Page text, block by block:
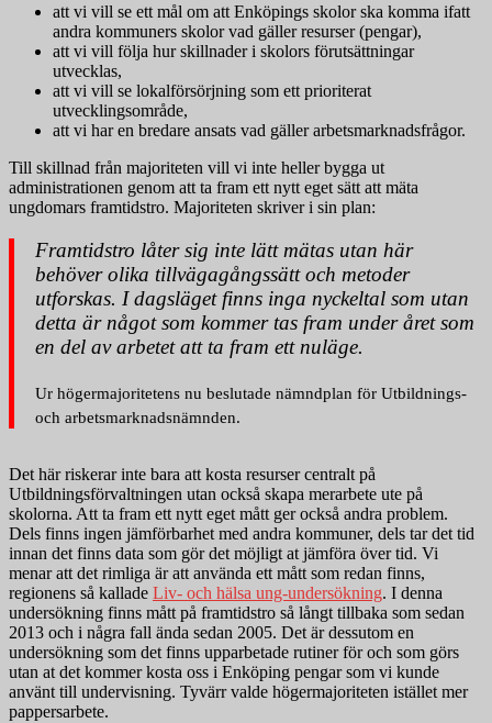
att vi vill se ett mål om att Enköpings skolor ska komma ifatt
andra kommuners skolor vad gäller resurser (pengar),
att vi vill följa hur skillnader i skolors förutsättningar
utvecklas,
att vi vill se lokalförsörjning som ett prioriterat
utvecklingsområde,
att vi har en bredare ansats vad gäller arbetsmarknadsfrågor.
Till skillnad från majoriteten vill vi inte heller bygga ut
administrationen genom att ta fram ett nytt eget sätt att mäta
ungdomars framtidstro. Majoriteten skriver i sin plan:
Framtidstro låter sig inte lätt mätas utan här
behöver olika tillvägagångssätt och metoder
utforskas. I dagsläget finns inga nyckeltal som utan
detta är något som kommer tas fram under året som
en del av arbetet att ta fram ett nuläge.
Ur högermajoritetens nu beslutade nämndplan för Utbildnings-
och arbetsmarknadsnämnden.
Det här riskerar inte bara att kosta resurser centralt på
Utbildningsförvaltningen utan också skapa merarbete ute på
skolorna. Att ta fram ett nytt eget mått ger också andra problem.
Dels finns ingen jämförbarhet med andra kommuner, dels tar det tid
innan det finns data som gör det möjligt at jämföra över tid. Vi
menar att det rimliga är att använda ett mått som redan finns,
regionens så kallade Liv- och hälsa ung-undersökning. I denna
undersökning finns mått på framtidstro så långt tillbaka som sedan
2013 och i några fall ända sedan 2005. Det är dessutom en
undersökning som det finns upparbetade rutiner för och som görs
utan at det kommer kosta oss i Enköping pengar som vi kunde
använt till undervisning. Tyvärr valde högermajoriteten istället mer
pappersarbete.